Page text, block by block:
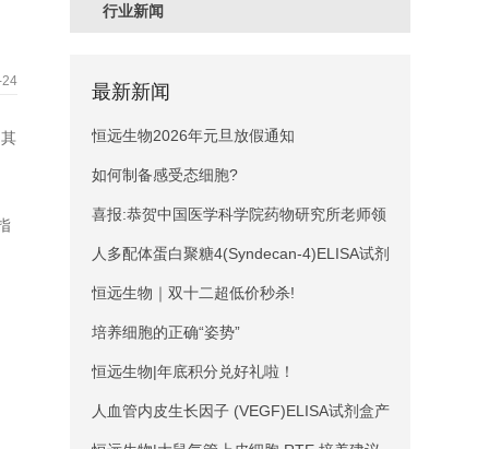
行业新闻
最新新闻
恒远生物2026年元旦放假通知
如何制备感受态细胞?
喜报:恭贺中国医学科学院药物研究所老师领
取奖学金,SCI文献22.89分！
人多配体蛋白聚糖4(Syndecan-4)ELISA试剂
盒产品说明
恒远生物｜双十二超低价秒杀!
培养细胞的正确“姿势”
恒远生物|年底积分兑好礼啦！
人血管内皮生长因子 (VEGF)ELISA试剂盒产